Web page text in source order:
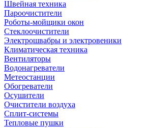
Швейная техника
Пароочистители
Роботы-мойщики окон
Стеклоочистители
Электрошвабры и электровеники
Климатическая техника
Вентиляторы
Водонагреватели
Метеостанции
Обогреватели
Осушители
Очистители воздуха
Сплит-системы
Тепловые пушки